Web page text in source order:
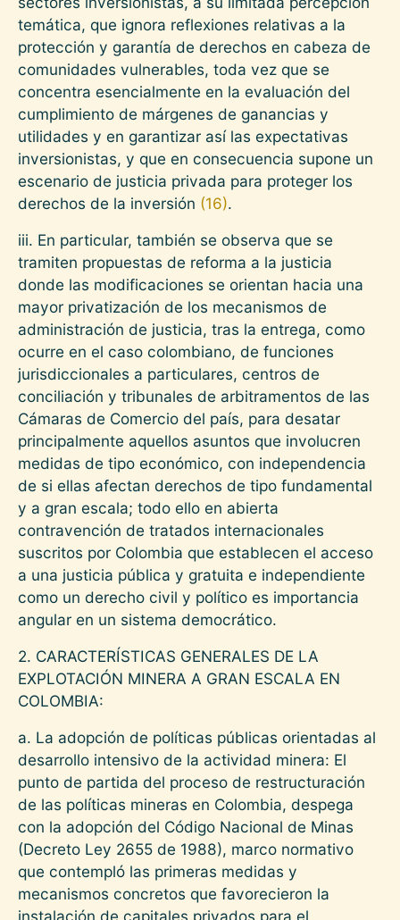
temática, que ignora reflexiones relativas a la
protección y garantía de derechos en cabeza de
comunidades vulnerables, toda vez que se
concentra esencialmente en la evaluación del
cumplimiento de márgenes de ganancias y
utilidades y en garantizar así las expectativas
inversionistas, y que en consecuencia supone un
escenario de justicia privada para proteger los
derechos de la inversión (16).
iii. En particular, también se observa que se
tramiten propuestas de reforma a la justicia
donde las modificaciones se orientan hacia una
mayor privatización de los mecanismos de
administración de justicia, tras la entrega, como
ocurre en el caso colombiano, de funciones
jurisdiccionales a particulares, centros de
conciliación y tribunales de arbitramentos de las
Cámaras de Comercio del país, para desatar
principalmente aquellos asuntos que involucren
medidas de tipo económico, con independencia
de si ellas afectan derechos de tipo fundamental
y a gran escala; todo ello en abierta
contravención de tratados internacionales
suscritos por Colombia que establecen el acceso
a una justicia pública y gratuita e independiente
como un derecho civil y político es importancia
angular en un sistema democrático.
2. CARACTERÍSTICAS GENERALES DE LA
EXPLOTACIÓN MINERA A GRAN ESCALA EN
COLOMBIA:
a. La adopción de políticas públicas orientadas al
desarrollo intensivo de la actividad minera: El
punto de partida del proceso de restructuración
de las políticas mineras en Colombia, despega
con la adopción del Código Nacional de Minas
(Decreto Ley 2655 de 1988), marco normativo
que contempló las primeras medidas y
mecanismos concretos que favorecieron la
instalación de capitales privados para el